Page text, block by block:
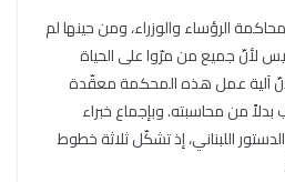
أصول محاكمة الرؤساء والوزراء، ومن حينها لم
لأنّ جميع من مرّوا على الحياة
لأنّ آلية عمل هذه المحكمة معقّدة
من محاسبته. وبإجماع خبراء
اللبناني، إذ تشكّل ثلاثة خطوط